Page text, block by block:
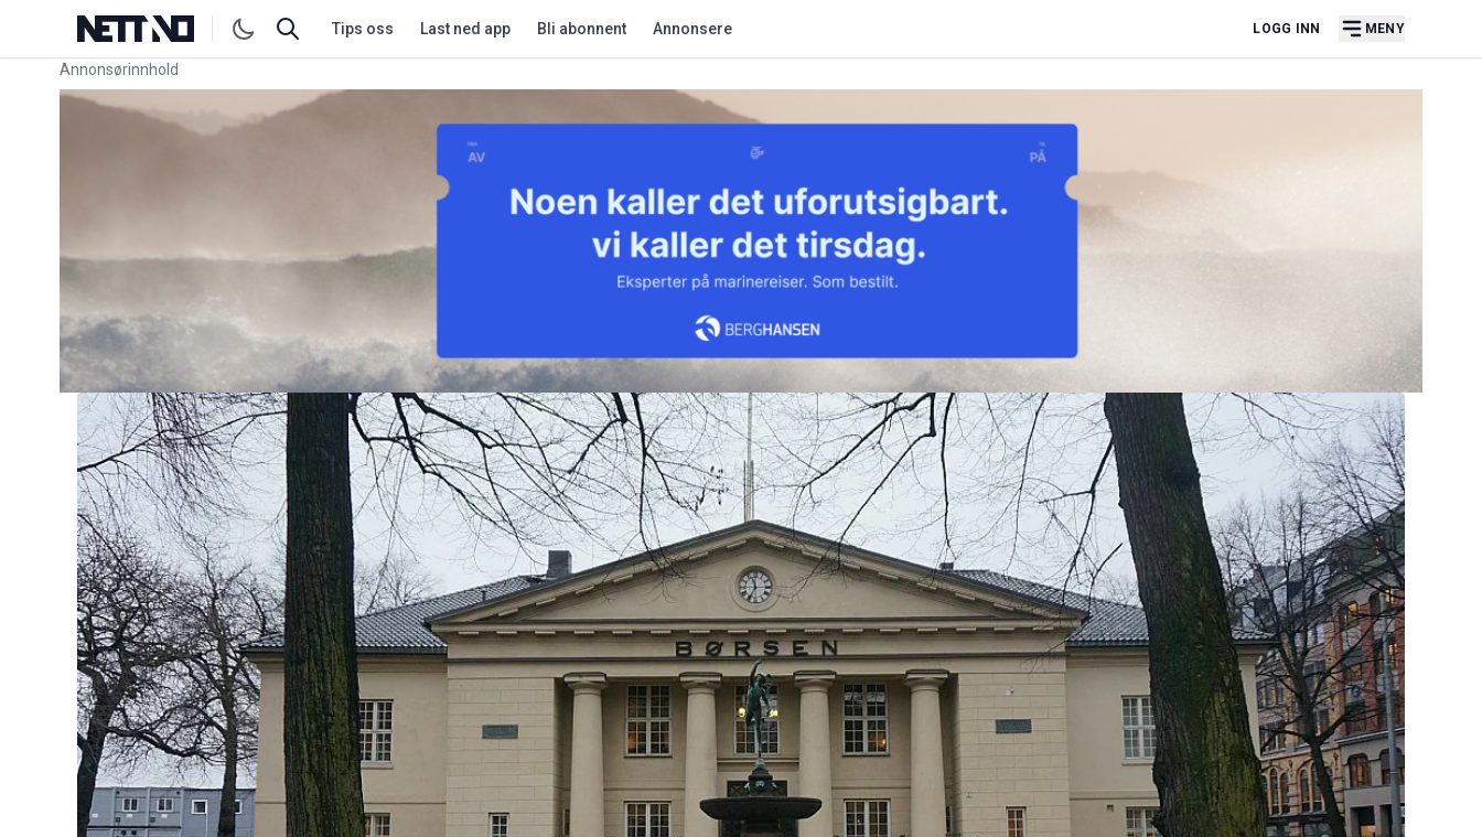
Tips oss Last ned app Bli abonnent Annonsere LOGG INN MENY
Annonsørinnhold
Link for annonse